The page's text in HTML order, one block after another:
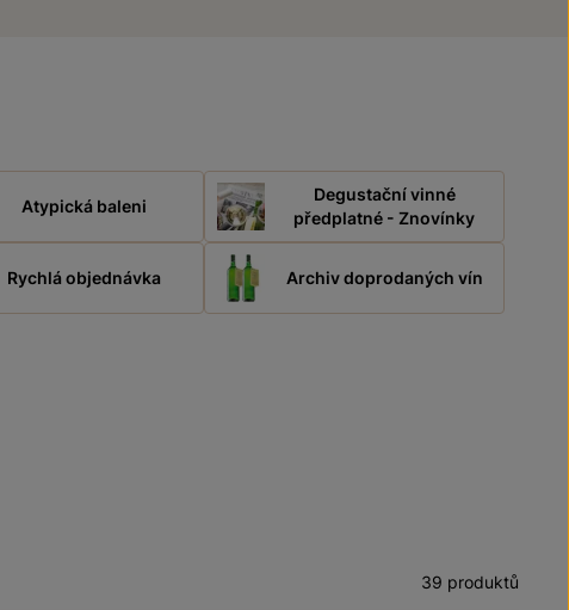
Atypická baleni
Degustační vinné
předplatné - Znovínky
Rychlá objednávka Archiv doprodaných vín
39 produktů